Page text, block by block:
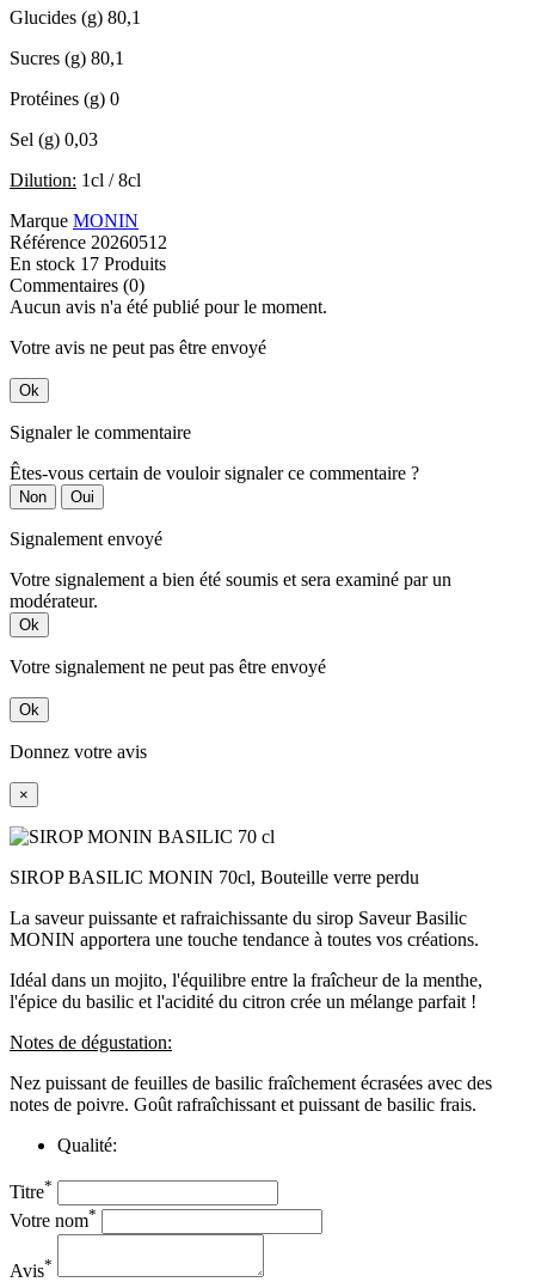
Glucides (g) 80,1
Sucres (g) 80,1
Protéines (g) 0
Sel (g) 0,03
Dilution: 1cl / 8cl
Marque MONIN
Référence 20260512
En stock 17 Produits
Commentaires (0)
Aucun avis n'a été publié pour le moment.
Votre avis ne peut pas être envoyé
Ok
Signaler le commentaire
Êtes-vous certain de vouloir signaler ce commentaire ?
Non Oui
Signalement envoyé
Votre signalement a bien été soumis et sera examiné par un
modérateur.
Ok
Votre signalement ne peut pas être envoyé
Ok
Donnez votre avis
×
SIROP BASILIC MONIN 70cl, Bouteille verre perdu
La saveur puissante et rafraichissante du sirop Saveur Basilic
MONIN apportera une touche tendance à toutes vos créations.
Idéal dans un mojito, l'équilibre entre la fraîcheur de la menthe,
l'épice du basilic et l'acidité du citron crée un mélange parfait !
Notes de dégustation:
Nez puissant de feuilles de basilic fraîchement écrasées avec des
notes de poivre. Goût rafraîchissant et puissant de basilic frais.
Qualité:
Titre*
Votre nom*
Avis*